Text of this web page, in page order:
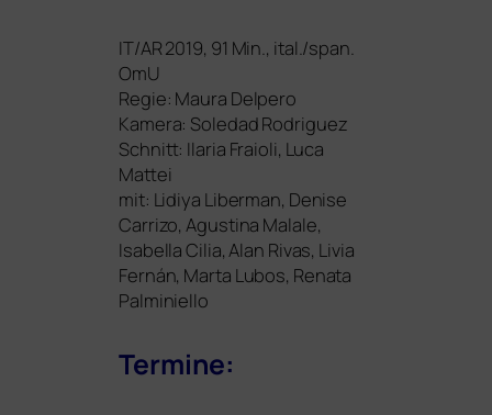
IT/AR2019, 91 Min., ital./span.
OmU
Regie: Maura Delpero
Kamera: Soledad Rodriguez
Schnitt: Ilaria Fraioli, Luca
Mattei
mit: Lidiya Liberman, Denise
Carrizo, Agustina Malale,
Isabella Cilia, Alan Rivas, Livia
Fernán, Marta Lubos, Renata
Palminiello
Termine: